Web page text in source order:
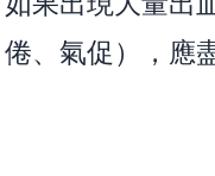
倦、氣促），應